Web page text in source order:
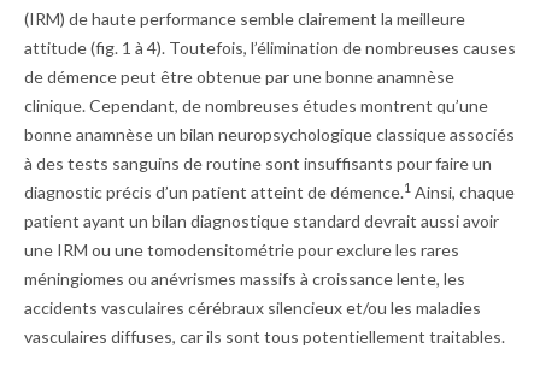
(IRM) de haute performance semble clairement la meilleure
attitude (fig. 1 à 4). Toutefois, l’élimination de nombreuses causes
de démence peut être obtenue par une bonne anamnèse
clinique. Cependant, de nombreuses études montrent qu’une
bonne anamnèse un bilan neuropsychologique classique associés
à des tests sanguins de routine sont insuffisants pour faire un
diagnostic précis d’un patient atteint de démence.1 Ainsi, chaque
patient ayant un bilan diagnostique standard devrait aussi avoir
une IRM ou une tomodensitométrie pour exclure les rares
méningiomes ou anévrismes massifs à croissance lente, les
accidents vas­culaires cérébraux silencieux et/ou les maladies
vasculaires diffuses, car ils sont tous potentiellement traitables.